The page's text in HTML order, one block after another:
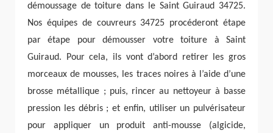
démoussage de toiture dans le Saint Guiraud 34725.
Nos équipes de couvreurs 34725 procéderont étape
par étape pour démousser votre toiture à Saint
Guiraud. Pour cela, ils vont d’abord retirer les gros
morceaux de mousses, les traces noires à l’aide d’une
brosse métallique ; puis, rincer au nettoyeur à basse
pression les débris ; et enfin, utiliser un pulvérisateur
pour appliquer un produit anti-mousse (algicide,